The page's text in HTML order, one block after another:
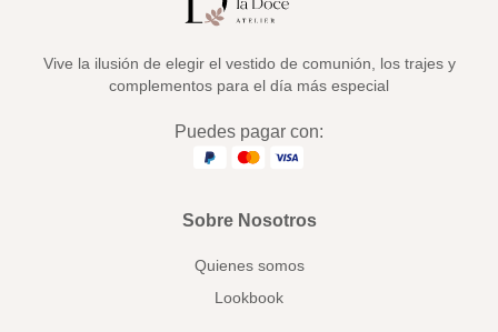
Vive la ilusión de elegir el vestido de comunión, los trajes y
complementos para el día más especial
Puedes pagar con:
Sobre Nosotros
Quienes somos
Lookbook